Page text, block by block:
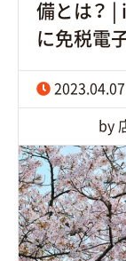
備とは？
に免税電子
2023.04.07
by